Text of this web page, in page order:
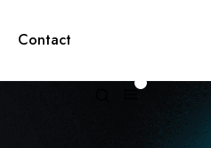
Contact